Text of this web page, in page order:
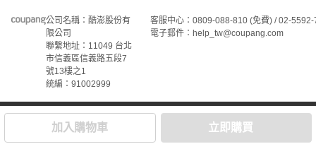
加入購物車 立即購買
公司名稱：酷澎股份有
限公司
聯繫地址：11049 台北
市信義區信義路五段7
號13樓之1
統編：91002999
客服中心：0809-088-810 (免費) / 02-
電子郵件：help_tw@coupang.com
©Coupang Taiwan Co., Ltd. 保留所有權利。
本網站上顯示的所有商標、標誌和服務標誌均為酷澎股份有
限公司和/或其在美國和其他國家/地區註冊之關聯公司之所